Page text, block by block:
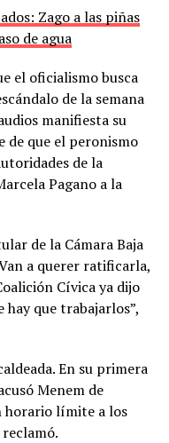
Zago a las piñas
de agua
el oficialismo busca
de la semana
manifiesta su
de que el peronismo
de la
Pagano a la
de la Cámara Baja
a querer ratificarla,
Cívica ya dijo
hay que trabajarlos”,
En su primera
Menem de
horario límite a los